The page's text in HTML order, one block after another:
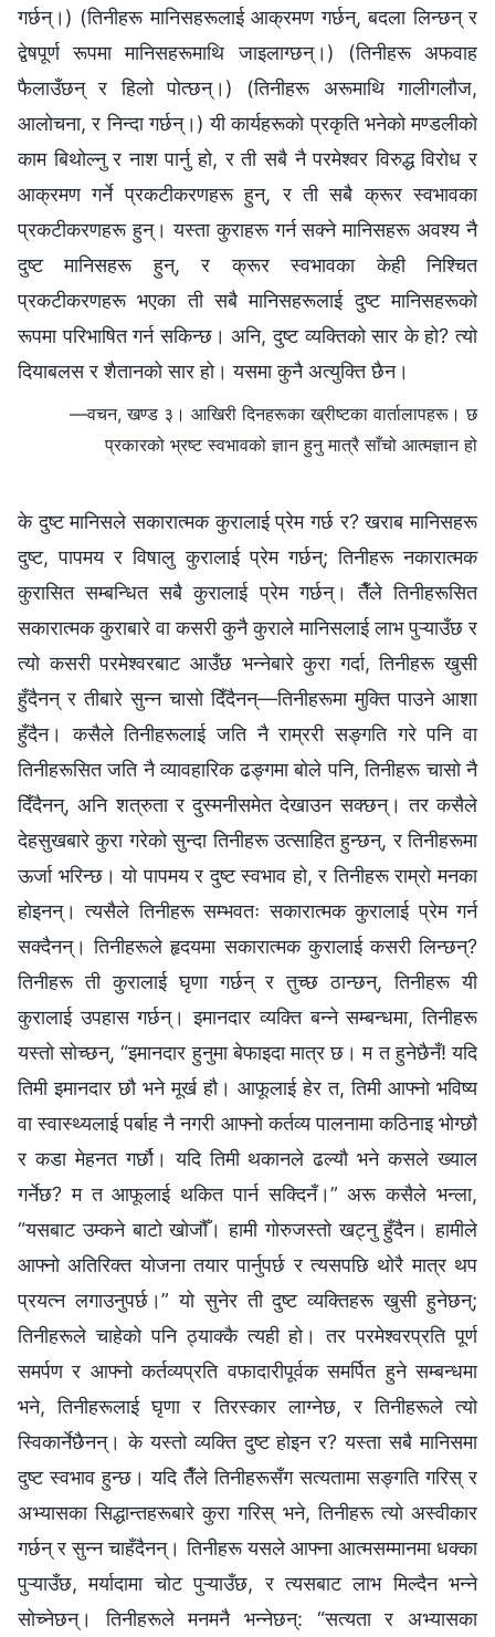
गर्छन्।) (तिनीहरू मानिसहरूलाई आक्रमण गर्छन्, बदला लिन्छन् र
द्वेषपूर्ण रूपमा मानिसहरूमाथि जाइलाग्छन्।) (तिनीहरू अफवाह
फैलाउँछन् र हिलो पोत्छन्।) (तिनीहरू अरूमाथि गालीगलौज,
आलोचना, र निन्दा गर्छन्।) यी कार्यहरूको प्रकृति भनेको मण्डलीको
काम बिथोल्‍नु र नाश पार्नु हो, र ती सबै नै परमेश्‍वर विरुद्ध विरोध र
आक्रमण गर्ने प्रकटीकरणहरू हुन्, र ती सबै क्रूर स्वभावका
प्रकटीकरणहरू हुन्। यस्ता कुराहरू गर्न सक्‍ने मानिसहरू अवश्य नै
दुष्ट मानिसहरू हुन्, र क्रूर स्वभावका केही निश्‍चित
प्रकटीकरणहरू भएका ती सबै मानिसहरूलाई दुष्ट मानिसहरूको
रूपमा परिभाषित गर्न सकिन्छ। अनि, दुष्ट व्यक्तिको सार के हो? त्यो
दियाबलस र शैतानको सार हो। यसमा कुनै अत्युक्ति छैन।
—वचन, खण्ड ३। आखिरी दिनहरूका ख्रीष्टका वार्तालापहरू। छ
प्रकारको भ्रष्ट स्वभावको ज्ञान हुनु मात्रै साँचो आत्मज्ञान हो
के दुष्ट मानिसले सकारात्मक कुरालाई प्रेम गर्छ र? खराब मानिसहरू
दुष्ट, पापमय र विषालु कुरालाई प्रेम गर्छन्; तिनीहरू नकारात्मक
कुरासित सम्बन्धित सबै कुरालाई प्रेम गर्छन्। तैँले तिनीहरूसित
सकारात्मक कुराबारे वा कसरी कुनै कुराले मानिसलाई लाभ पुऱ्याउँछ र
त्यो कसरी परमेश्‍वरबाट आउँछ भन्‍नेबारे कुरा गर्दा, तिनीहरू खुसी
हुँदैनन् र तीबारे सुन्‍न चासो दिँदैनन्—तिनीहरूमा मुक्ति पाउने आशा
हुँदैन। कसैले तिनीहरूलाई जति नै राम्ररी सङ्गति गरे पनि वा
तिनीहरूसित जति नै व्यावहारिक ढङ्गमा बोले पनि, तिनीहरू चासो नै
दिँदैनन्, अनि शत्रुता र दुस्मनीसमेत देखाउन सक्छन्। तर कसैले
देहसुखबारे कुरा गरेको सुन्दा तिनीहरू उत्साहित हुन्छन्, र तिनीहरूमा
ऊर्जा भरिन्छ। यो पापमय र दुष्ट स्वभाव हो, र तिनीहरू राम्रो मनका
होइनन्। त्यसैले तिनीहरू सम्भवतः सकारात्मक कुरालाई प्रेम गर्न
सक्दैनन्। तिनीहरूले हृदयमा सकारात्मक कुरालाई कसरी लिन्छन्?
तिनीहरू ती कुरालाई घृणा गर्छन् र तुच्छ ठान्छन्, तिनीहरू यी
कुरालाई उपहास गर्छन्। इमानदार व्यक्ति बन्‍ने सम्बन्धमा, तिनीहरू
यस्तो सोच्छन्, “इमानदार हुनुमा बेफाइदा मात्र छ। म त हुनेछैनँ! यदि
तिमी इमानदार छौ भने मूर्ख हौ। आफूलाई हेर त, तिमी आफ्नो भविष्य
वा स्वास्थ्यलाई पर्बाह नै नगरी आफ्नो कर्तव्य पालनामा कठिनाइ भोग्छौ
र कडा मेहनत गर्छौ। यदि तिमी थकानले ढल्यौ भने कसले ख्याल
गर्नेछ? म त आफूलाई थकित पार्न सक्दिनँ।” अरू कसैले भन्ला,
“यसबाट उम्कने बाटो खोजौँ। हामी गोरुजस्तो खट्नु हुँदैन। हामीले
आफ्नो अतिरिक्त योजना तयार पार्नुपर्छ र त्यसपछि थोरै मात्र थप
प्रयत्न लगाउनुपर्छ।” यो सुनेर ती दुष्ट व्यक्तिहरू खुसी हुनेछन्;
तिनीहरूले चाहेको पनि ठ्याक्कै त्यही हो। तर परमेश्‍वरप्रति पूर्ण
समर्पण र आफ्नो कर्तव्यप्रति वफादारीपूर्वक समर्पित हुने सम्बन्धमा
भने, तिनीहरूलाई घृणा र तिरस्कार लाग्‍नेछ, र तिनीहरूले त्यो
स्विकार्नेछैनन्। के यस्तो व्यक्ति दुष्ट होइन र? यस्ता सबै मानिसमा
दुष्ट स्वभाव हुन्छ। यदि तैँले तिनीहरूसँग सत्यतामा सङ्गति गरिस् र
अभ्यासका सिद्धान्तहरूबारे कुरा गरिस् भने, तिनीहरू त्यो अस्वीकार
गर्छन् र सुन्‍न चाहँदैनन्। तिनीहरू यसले आफ्ना आत्मसम्मानमा धक्का
पुऱ्याउँछ, मर्यादामा चोट पुऱ्याउँछ, र त्यसबाट लाभ मिल्दैन भन्‍ने
सोच्नेछन्। तिनीहरूले मनमनै भन्‍नेछन्: “सत्यता र अभ्यासका